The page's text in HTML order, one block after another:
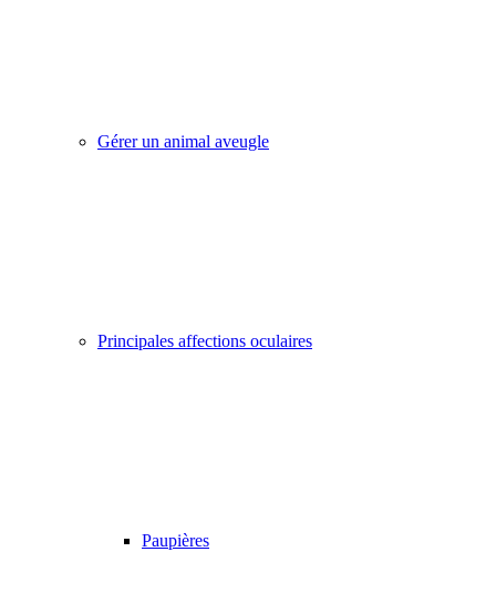
Gérer un animal aveugle
Principales affections oculaires
Paupières